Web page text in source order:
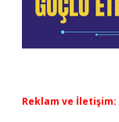
Reklam ve İletişim: